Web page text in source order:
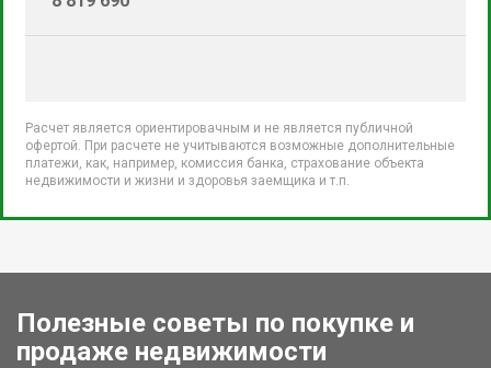
Расчет является ориентировачным и не является публичной
офертой. При расчете не учитываются возможные дополнительные
платежи, как, например, комиссия банка, страхование объекта
недвижимости и жизни и здоровья заемщика и т.п.
Полезные советы по покупке и
продаже недвижимости